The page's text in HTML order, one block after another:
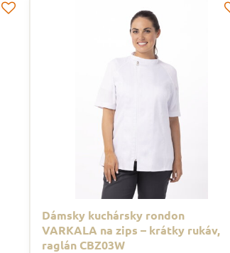
Dámsky kuchársky rondon
VARKALA na zips – krátky rukáv,
raglán CBZ03W